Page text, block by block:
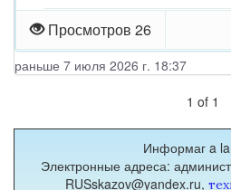
Просмотров 26
раньше 7 июля 2026 г. 18:37
1 of 1
Информаг a
Электронные адреса:
RUSskazov@yandex.ru,